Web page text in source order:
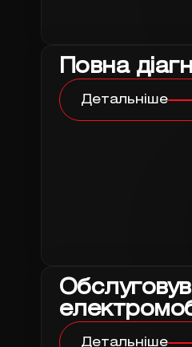
Повна
Детальніше
Детальніше